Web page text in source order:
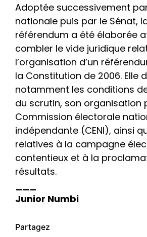
Adoptée successivement
nationale puis par le Sénat,
référendum a été élaborée
combler le vide juridique
l’organisation d’un
la Constitution de 2006. Elle
notamment les conditions
du scrutin, son organisation
Commission électorale
indépendante (CENI), ainsi
relatives à la campagne
contentieux et à la
résultats.
Junior Numbi
Partagez